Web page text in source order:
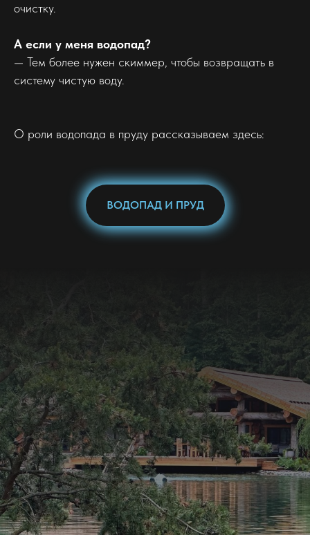
очистку.
А если у меня водопад?
— Тем более нужен скиммер, чтобы возвращать в
систему чистую воду.
О роли водопада в пруду рассказываем здесь:
ВОДОПАД И ПРУД